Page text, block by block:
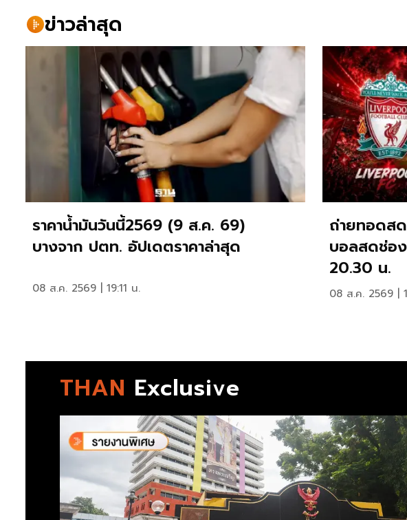
ข่าวล่าสุด
ราคาน้ำมันวันนี้2569 (9 ส.ค. 69)
บางจาก ปตท. อัปเดตราคาล่าสุด
08 ส.ค. 2569 | 19:11 น.
ถ่ายทอดส
บอลสดช่อ
20.30 น.
08 ส.ค. 2569 |
THAN Exclusive